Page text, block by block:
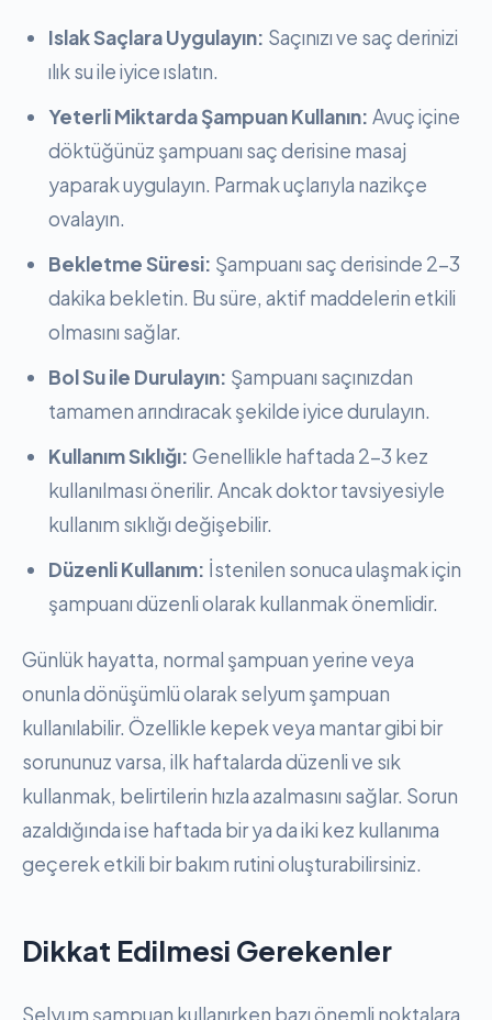
Islak Saçlara Uygulayın: Saçınızı ve saç derinizi
ılık su ile iyice ıslatın.
Yeterli Miktarda Şampuan Kullanın: Avuç içine
döktüğünüz şampuanı saç derisine masaj
yaparak uygulayın. Parmak uçlarıyla nazikçe
ovalayın.
Bekletme Süresi: Şampuanı saç derisinde 2-3
dakika bekletin. Bu süre, aktif maddelerin etkili
olmasını sağlar.
Bol Su ile Durulayın: Şampuanı saçınızdan
tamamen arındıracak şekilde iyice durulayın.
Kullanım Sıklığı: Genellikle haftada 2-3 kez
kullanılması önerilir. Ancak doktor tavsiyesiyle
kullanım sıklığı değişebilir.
Düzenli Kullanım: İstenilen sonuca ulaşmak için
şampuanı düzenli olarak kullanmak önemlidir.
Günlük hayatta, normal şampuan yerine veya
onunla dönüşümlü olarak selyum şampuan
kullanılabilir. Özellikle kepek veya mantar gibi bir
sorununuz varsa, ilk haftalarda düzenli ve sık
kullanmak, belirtilerin hızla azalmasını sağlar. Sorun
azaldığında ise haftada bir ya da iki kez kullanıma
geçerek etkili bir bakım rutini oluşturabilirsiniz.
Dikkat Edilmesi Gerekenler
Selyum şampuan kullanırken bazı önemli noktalara